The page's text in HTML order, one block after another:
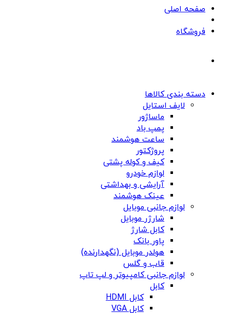
صفحه اصلی
فروشگاه
دسته بندی کالاها
لایف استایل
ماساژور
پمپ باد
ساعت هوشمند
پروژکتور
کیف و کوله پشتی
لوازم خودرو
آرایشی و بهداشتی
عینک هوشمند
لوازم جانبی موبایل
شارژر موبایل
کابل شارژ
پاور بانک
هولدر موبایل (نگهدارنده)
قاب و گلس
لوازم جانبی کامپیوتر و لپ تاپ
کابل
کابل HDMI
کابل VGA